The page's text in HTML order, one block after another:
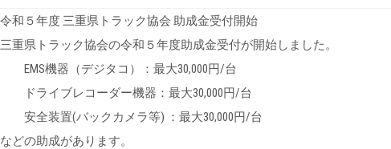
令和５年度 三重県トラック協会 助成金受付開始
三重県トラック協会の令和５年度助成金受付が開始しました。
EMS機器（デジタコ）：最大30,000円/台
ドライブレコーダー機器：最大30,000円/台
安全装置(バックカメラ等) ：最大30,000円/台
などの助成があります。